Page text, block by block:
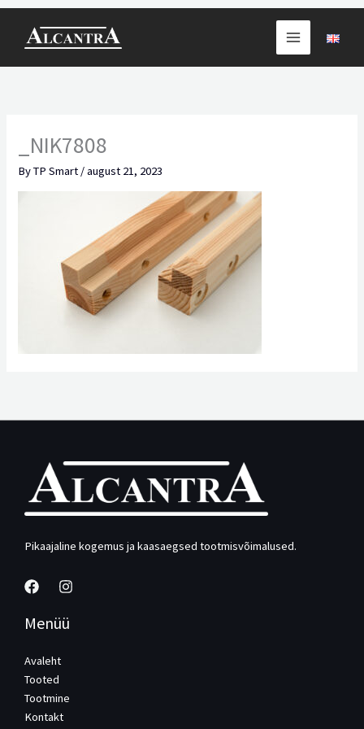
content
_NIK7808
ByTP Smart /august 21, 2023
Pikaajaline kogemus ja kaasaegsed tootmisvõimalused.
Menüü
Avaleht
Tooted
Tootmine
Kontakt